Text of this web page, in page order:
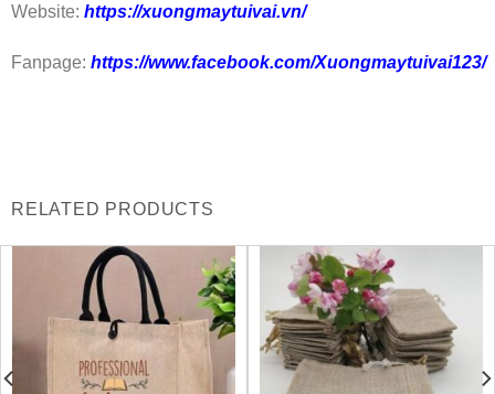
Website: https://xuongmaytuivai.vn/
Fanpage: https://www.facebook.com/Xuongmaytuivai123/
RELATED PRODUCTS